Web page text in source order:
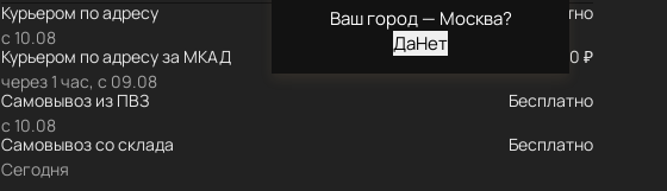
Ваш город — Москва?
Курьером по адресу
с 10.08
Бесплатно
Курьером по адресу за МКАД
через 1 час, с 09.08
590 ₽
Самовывоз из ПВЗ
с 10.08
Бесплатно
Самовывоз со склада
Сегодня
Бесплатно